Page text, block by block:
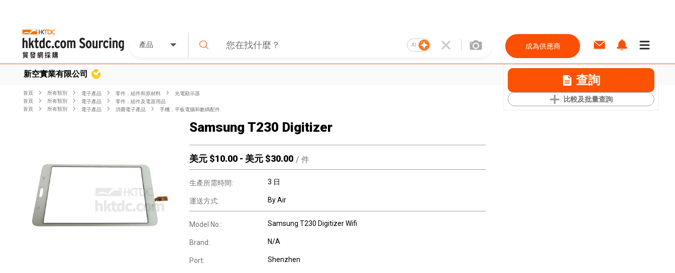
產品 AI 成為供應商
新空實業有限公司 查詢
比較及批量查詢
首頁 所有類別 電子產品 零件，組件和原材料
光電顯示器
首頁
所有類別 電子產品
零件，組件及電器用品
首頁
所有類別 電子產品 消費電子產品 手機，平板電腦和數碼配件
Samsung T230 Digitizer
美元 $10.00 - 美元 $30.00 / 件
生產所需時間: 3 日
運送方式: By Air
Model No.: Samsung T230 Digitizer Wifi
Brand: N/A
Port: Shenzhen